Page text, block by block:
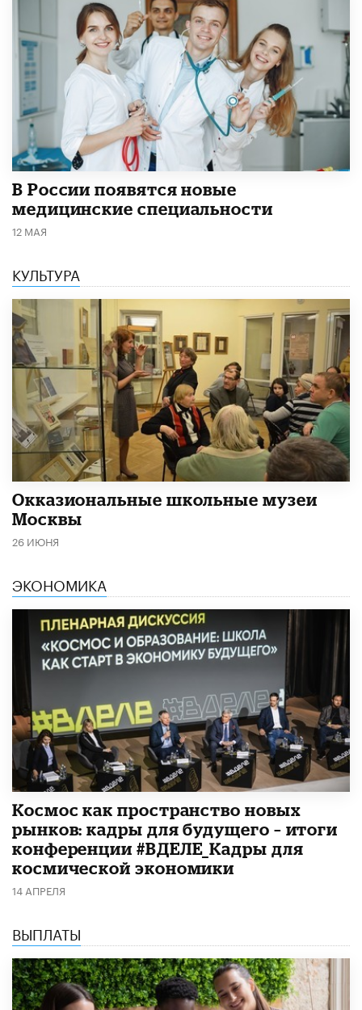
В России появятся новые
медицинские специальности
12 МАЯ
КУЛЬТУРА
​Окказиональные школьные музеи
Москвы
26 ИЮНЯ
ЭКОНОМИКА
Космос как пространство новых
рынков: кадры для будущего – итоги
конференции #ВДЕЛЕ_Кадры для
космической экономики
14 АПРЕЛЯ
ВЫПЛАТЫ